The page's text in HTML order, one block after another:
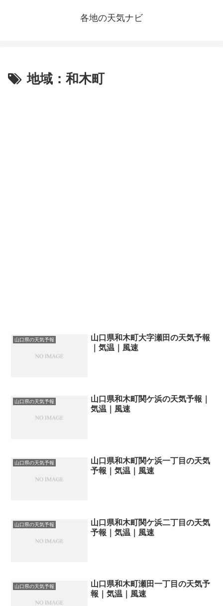
各地の天気ナビ
地域：和木町
山口県の天気予報
山口県和木町大字瀬田の天気予報
｜気温｜風速
山口県の天気予報
山口県和木町関ケ浜の天気予報｜
気温｜風速
山口県の天気予報
山口県和木町関ケ浜一丁目の天気
予報｜気温｜風速
山口県の天気予報
山口県和木町関ケ浜二丁目の天気
予報｜気温｜風速
山口県の天気予報
山口県和木町瀬田一丁目の天気予
報｜気温｜風速